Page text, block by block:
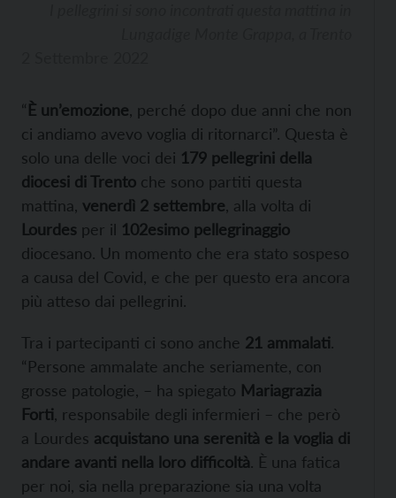
“È un’emozione , perché dopo due anni che non
ci andiamo avevo voglia di ritornarci”. Questa è
solo una delle voci dei 179 pellegrini della
diocesi di Trento che sono partiti questa
mattina, venerdì 2 settembre , alla volta di
Lourdes per il 102esimo pellegrinaggio
diocesano. Un momento che era stato sospeso
a causa del Covid, e che per questo era ancora
più atteso dai pellegrini.
Tra i partecipanti ci sono anche 21 ammalati.
“Persone ammalate anche seriamente, con
grosse patologie, – ha spiegato Mariagrazia
Forti , responsabile degli infermieri – che però
a Lourdes acquistano una serenità e la voglia di
andare avanti nella loro difficoltà. È una fatica
per noi, sia nella preparazione sia una volta